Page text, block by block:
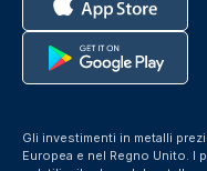
Gli investimenti in metalli
Europea e nel Regno Unito.